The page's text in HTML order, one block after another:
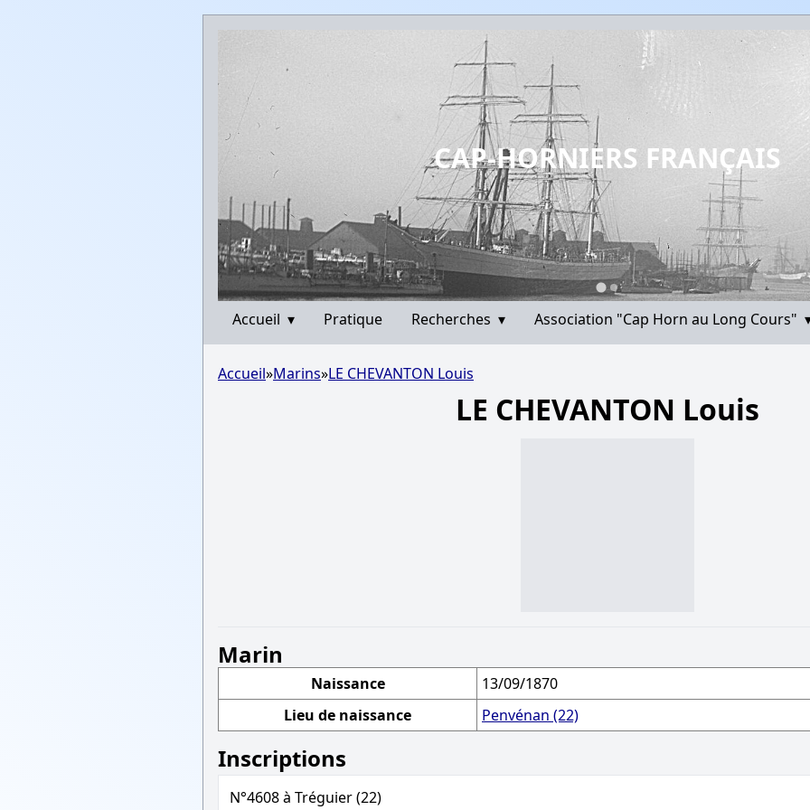
CAP-HORNIERS FRANÇAIS
Accueil ▾ Pratique Recherches ▾ Association "Cap Horn au Long Cours"
Accueil»Marins»LE CHEVANTON Louis
LE CHEVANTON Louis
Marin
Naissance
13/09/1870
Lieu de naissance
Penvénan (22)
Inscriptions
N°4608 à Tréguier (22)